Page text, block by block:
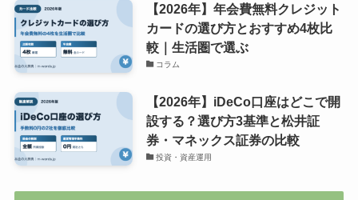
【2026年】年会費無料クレジット
カードの選び方とおすすめ4枚比
較｜生活圏で選ぶ
コラム
【2026年】iDeCo口座はどこで開
設する？選び方3基準と松井証
券・マネックス証券の比較
投資・資産運用